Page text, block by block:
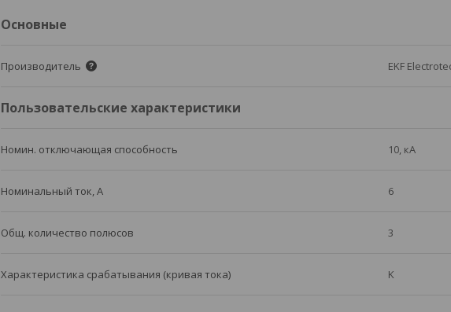
Основные
Производитель EKF
Пользовательские характеристики
Номин. отключающая способность 10, кА
Номинальный ток, А 6
Общ. количество полюсов 3
Характеристика срабатывания (кривая тока) K